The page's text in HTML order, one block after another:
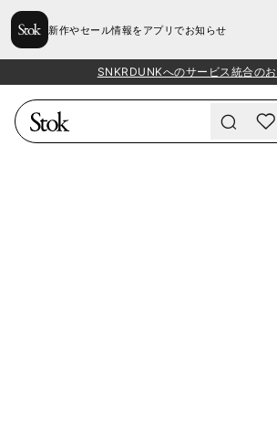
新作やセール情報をアプリでお知らせ
SNKRDUNKへのサービス統合の